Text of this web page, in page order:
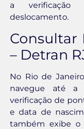
a verificação
deslocamento.
Consultar
– Detran
No Rio de
navegue até a
verificação de
e data de
também exibe o